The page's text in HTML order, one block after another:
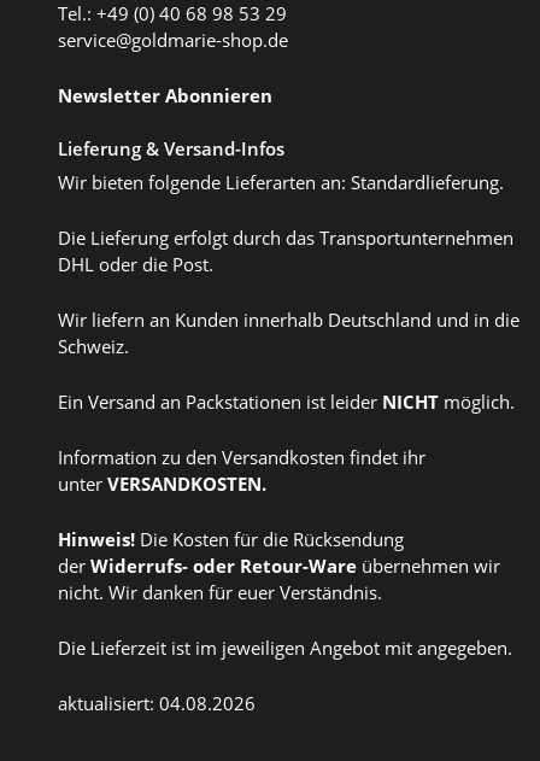
Tel.: +49 (0) 40 68 98 53 29
service@goldmarie-shop.de
Newsletter Abonnieren
Lieferung & Versand-Infos
Wir bieten folgende Lieferarten an: Standardlieferung.
Die Lieferung erfolgt durch das Transportunternehmen
DHL oder die Post.
Wir liefern an Kunden innerhalb Deutschland und in die
Schweiz.
Ein Versand an Packstationen ist leider NICHT möglich.
Information zu den Versandkosten findet ihr
unter VERSANDKOSTEN.
Hinweis! Die Kosten für die Rücksendung
der Widerrufs- oder Retour-Ware übernehmen wir
nicht. Wir danken für euer Verständnis.
Die Lieferzeit ist im jeweiligen Angebot mit angegeben.
aktualisiert: 04.08.2026